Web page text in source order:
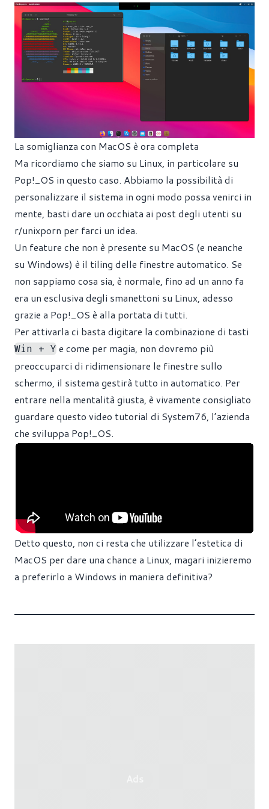
La somiglianza con MacOS è ora completa
Ma ricordiamo che siamo su Linux, in particolare su
Pop!_OS in questo caso. Abbiamo la possibilità di
personalizzare il sistema in ogni modo possa venirci in
mente, basti dare un occhiata ai post degli utenti su
r/unixporn per farci un idea.
Un feature che non è presente su MacOS (e neanche
su Windows) è il tiling delle finestre automatico. Se
non sappiamo cosa sia, è normale, fino ad un anno fa
era un esclusiva degli smanettoni su Linux, adesso
grazie a Pop!_OS è alla portata di tutti.
Per attivarla ci basta digitare la combinazione di tasti
Win + Ye come per magia, non dovremo più
preoccuparci di ridimensionare le finestre sullo
schermo, il sistema gestirà tutto in automatico. Per
entrare nella mentalità giusta, è vivamente consigliato
guardare questo video tutorial di System76, l’azienda
che sviluppa Pop!_OS.
Detto questo, non ci resta che utilizzare l’estetica di
MacOS per dare una chance a Linux, magari inizieremo
a preferirlo a Windows in maniera definitiva?